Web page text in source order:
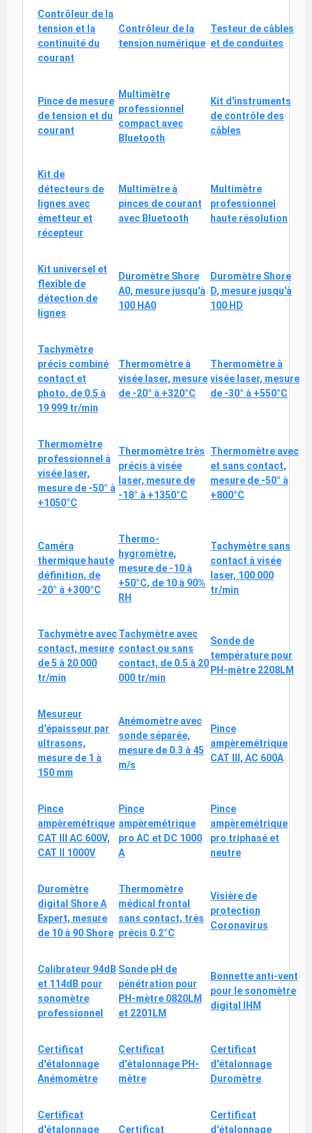
Contrôleur de la
tension et la
continuité du
courant
Contrôleur de la
tension numérique
Testeur de câbles
et de conduites
Pince de mesure
de tension et du
courant
Multimètre
professionnel
compact avec
Bluetooth
Kit d'instruments
de contrôle des
câbles
Kit de
détecteurs de
lignes avec
émetteur et
récepteur
Multimètre à
pinces de courant
avec Bluetooth
Multimètre
professionnel
haute résolution
Kit universel et
flexible de
détection de
lignes
Duromètre Shore
A0, mesure jusqu'à
100 HA0
Duromètre Shore
D, mesure jusqu'à
100 HD
Tachymètre
précis combiné
contact et
photo, de 0.5 à
19 999 tr/min
Thermomètre à
visée laser, mesure
de -20° à +320°C
Thermomètre à
visée laser, mesure
de -30° à +550°C
Thermomètre
professionnel à
visée laser,
mesure de -50° à
+1050°C
Thermomètre très
précis à visée
laser, mesure de
-18° à +1350°C
Thermomètre avec
et sans contact,
mesure de -50° à
+800°C
Caméra
thermique haute
définition, de
-20° à +300°C
Thermo-
hygromètre,
mesure de -10 à
+50°C, de 10 à 90%
RH
Tachymètre sans
contact à visée
laser, 100 000
tr/min
Tachymètre avec
contact, mesure
de 5 à 20 000
tr/min
Tachymètre avec
contact ou sans
contact, de 0.5 à 20
000 tr/min
Sonde de
température pour
PH-mètre 2208LM
Mesureur
d'épaisseur par
ultrasons,
mesure de 1 à
150 mm
Anémomètre avec
sonde séparée,
mesure de 0.3 à 45
m/s
Pince
ampèremétrique
CAT III, AC 600A
Pince
ampèremétrique
CAT III AC 600V,
CAT II 1000V
Pince
ampèremétrique
pro AC et DC 1000
A
Pince
ampèremétrique
pro triphasé et
neutre
Duromètre
digital Shore A
Expert, mesure
de 10 à 90 Shore
Thermomètre
médical frontal
sans contact, très
précis 0.2°C
Visière de
protection
Coronavirus
Calibrateur 94dB
et 114dB pour
sonomètre
professionnel
Sonde pH de
pénétration pour
PH-mètre 0820LM
et 2201LM
Bonnette anti-vent
pour le sonomètre
digital IHM
Certificat
d'étalonnage
Anémomètre
Certificat
d'étalonnage PH-
mètre
Certificat
d'étalonnage
Duromètre
Certificat
d'étalonnage
Certificat
Certificat
d'étalonnage